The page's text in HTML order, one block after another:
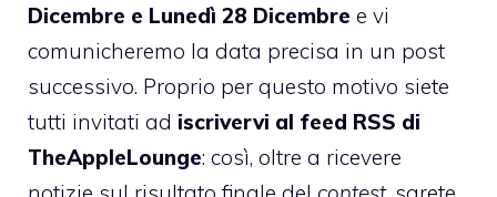
Dicembre e Lunedì 28 Dicembre e vi
comunicheremo la data precisa in un post
successivo. Proprio per questo motivo siete
tutti invitati ad iscrivervi al feed RSS di
TheAppleLounge: così, oltre a ricevere